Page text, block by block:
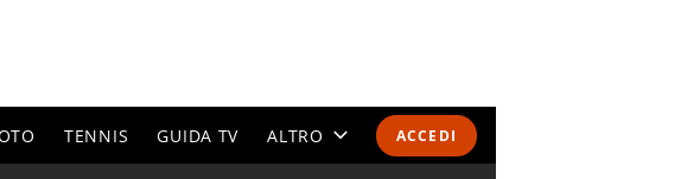
ACCEDI
TENNIS GUIDA TV ALTRO